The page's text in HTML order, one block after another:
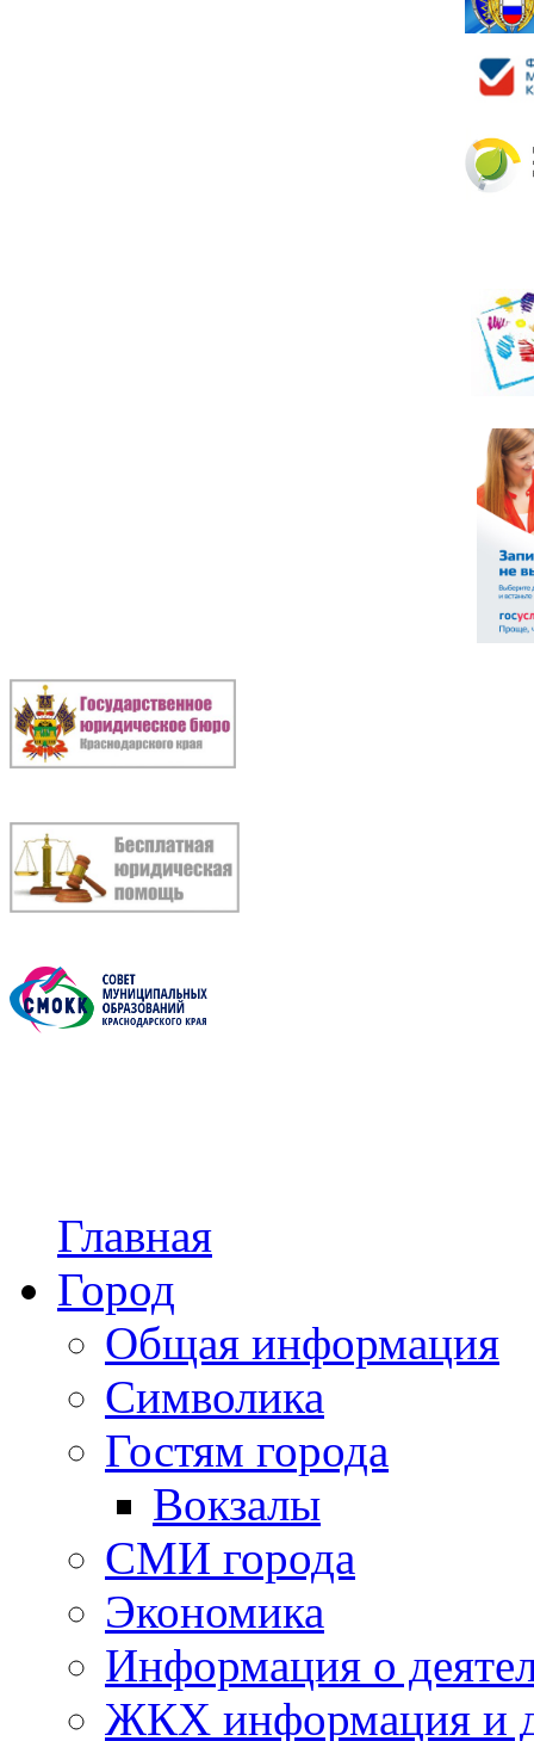
Главная
Город
Общая информация
Символика
Гостям города
Вокзалы
СМИ города
Экономика
Информация о
ЖКХ информация и